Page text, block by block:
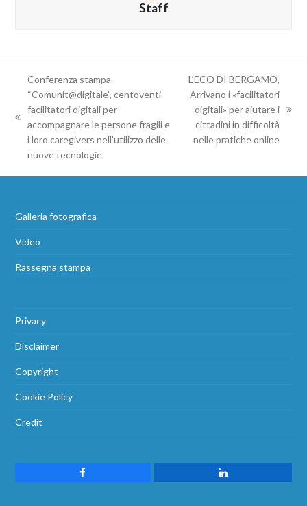
Staff
Conferenza stampa
“Comunit@digitale”, centoventi
facilitatori digitali per
accompagnare le persone fragili e
i loro caregivers nell’utilizzo delle
nuove tecnologie
L’ECO DI BERGAMO,
Arrivano i «facilitatori
digitali» per aiutare i
cittadini in difficoltà
nelle pratiche online
Galleria fotografica
Video
Rassegna stampa
Privacy
Disclaimer
Copyright
Cookie Policy
Credit